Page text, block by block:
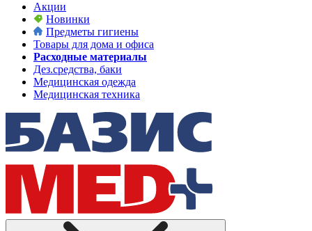
Акции
Новинки
Предметы гигиены
Товары для дома и офиса
Расходные материалы
Дез.средства, баки
Медицинская одежда
Медицинская техника